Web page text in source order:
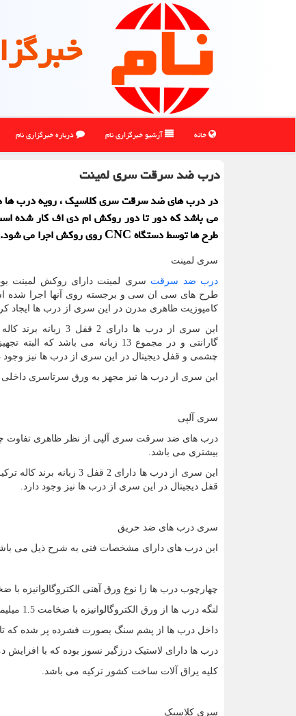
خانه آرشیو خبرگزاری نام درباره خبرگزاری نام
درب ضد سرقت سری لمینت
در درب های ضد سرقت سری كلاسیك ، رویه درب ها
می باشد كه دور تا دور روكش ام دی اف كار شده
طرح ها توسط دستگاه CNC روی روكش اجرا می شود.
سری لمینت
درب ضد سرقت سری لمینت دارای روکش لمینت
طرح های سی ان سی و برجسته روی آنها اجرا شده
کامپوزیت ظاهری مدرن در این سری از درب ها ایجاد
گارانتی و در مجموع 13 زبانه می باشد که
چشمی و قفل دیجیتال در این سری از درب ها نیز وجود
این سری از درب ها نیز مجهز به ورق سرتاسری داخلی
سری آلپی
درب های ضد سرقت سری آلپی از نظر ظاهری تفاوت
بیشتری می باشد.
قفل دیجیتال در این سری از درب ها نیز وجود دارد.
سری درب های ضد حریق
این درب های دارای مشخصات فنی به شرح ذیل می
چهارچوب درب ها زا نوع ورق آهنی الکتروگالوانیزه با ضخامت 2 میلیمتر
لنگه درب ها از ورق الکتروگالوانیزه با ضخامت 1.5 میلیمتر می باشد.
داخل درب ها از پشم سنگ بصورت فشرده پر شده که تا 4 ساعت و با دمای 800 درجه سانتیگراد قابلیت ضد حریق را دارد.
درب ها دارای لاستیک درزگیر نسوز بوده که با
کلیه یراق آلات ساخت کشور ترکیه می باشد.
سری کلاسیک